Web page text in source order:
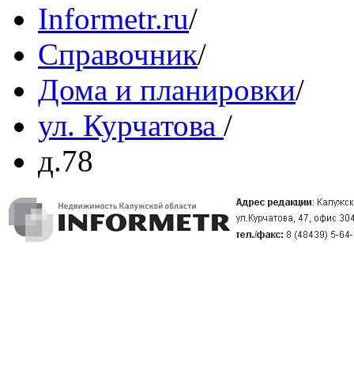
Informetr.ru/
Справочник/
Дома и планировки/
ул. Курчатова /
д.78